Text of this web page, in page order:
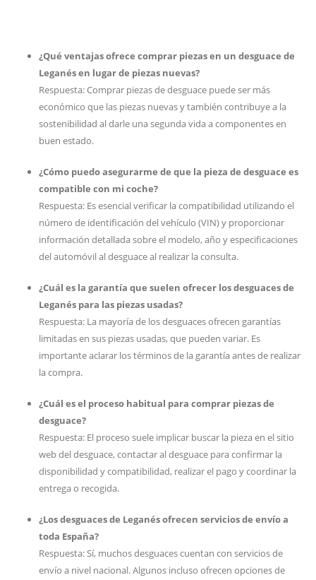
¿Qué ventajas ofrece comprar piezas en un desguace de
Leganés en lugar de piezas nuevas?
Respuesta: Comprar piezas de desguace puede ser más
económico que las piezas nuevas y también contribuye a la
sostenibilidad al darle una segunda vida a componentes en
buen estado.
¿Cómo puedo asegurarme de que la pieza de desguace es
compatible con mi coche?
Respuesta: Es esencial verificar la compatibilidad utilizando el
número de identificación del vehículo (VIN) y proporcionar
información detallada sobre el modelo, año y especificaciones
del automóvil al desguace al realizar la consulta.
¿Cuál es la garantía que suelen ofrecer los desguaces de
Leganés para las piezas usadas?
Respuesta: La mayoría de los desguaces ofrecen garantías
limitadas en sus piezas usadas, que pueden variar. Es
importante aclarar los términos de la garantía antes de realizar
la compra.
¿Cuál es el proceso habitual para comprar piezas de
desguace?
Respuesta: El proceso suele implicar buscar la pieza en el sitio
web del desguace, contactar al desguace para confirmar la
disponibilidad y compatibilidad, realizar el pago y coordinar la
entrega o recogida.
¿Los desguaces de Leganés ofrecen servicios de envío a
toda España?
Respuesta: Sí, muchos desguaces cuentan con servicios de
envío a nivel nacional. Algunos incluso ofrecen opciones de